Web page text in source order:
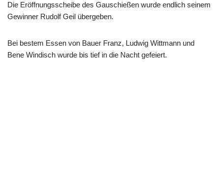
Die Eröffnungsscheibe des Gauschießen wurde endlich seinem
Gewinner Rudolf Geil übergeben.
Bei bestem Essen von Bauer Franz, Ludwig Wittmann und
Bene Windisch wurde bis tief in die Nacht gefeiert.